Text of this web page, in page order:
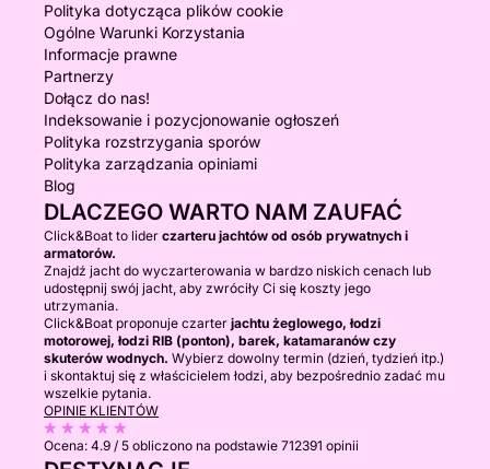
Polityka dotycząca plików cookie
Ogólne Warunki Korzystania
Informacje prawne
Partnerzy
Dołącz do nas!
Indeksowanie i pozycjonowanie ogłoszeń
Polityka rozstrzygania sporów
Polityka zarządzania opiniami
Blog
DLACZEGO WARTO NAM ZAUFAĆ
Click&Boat to lider czarteru jachtów od osób prywatnych i
armatorów.
Znajdź jacht do wyczarterowania w bardzo niskich cenach lub
udostępnij swój jacht, aby zwróciły Ci się koszty jego
utrzymania.
Click&Boat proponuje czarter jachtu żeglowego, łodzi
motorowej, łodzi RIB (ponton), barek, katamaranów czy
skuterów wodnych. Wybierz dowolny termin (dzień, tydzień itp.)
i skontaktuj się z właścicielem łodzi, aby bezpośrednio zadać mu
wszelkie pytania.
OPINIE KLIENTÓW
Ocena: 4.9 / 5 obliczono na podstawie 712391 opinii